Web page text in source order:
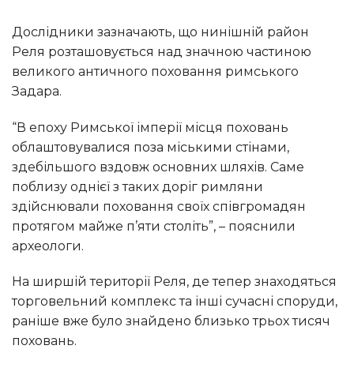
Дослідники зазначають, що нинішній район
Реля розташовується над значною частиною
великого античного поховання римського
Задара.
“В епоху Римської імперії місця поховань
облаштовувалися поза міськими стінами,
здебільшого вздовж основних шляхів. Саме
поблизу однієї з таких доріг римляни
здійснювали поховання своїх співгромадян
протягом майже п’яти століть”, – пояснили
археологи.
На ширшій території Реля, де тепер знаходяться
торговельний комплекс та інші сучасні споруди,
раніше вже було знайдено близько трьох тисяч
поховань.